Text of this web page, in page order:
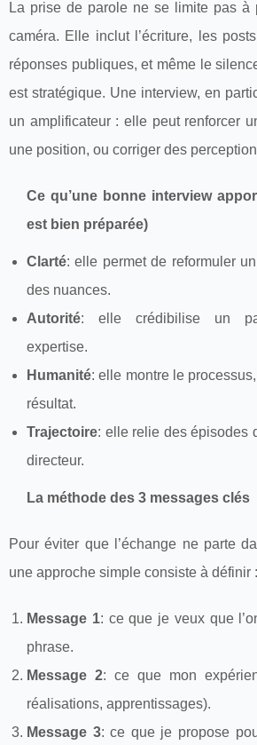
La prise de parole ne se limite pas à
caméra. Elle inclut l’écriture, les
réponses publiques, et même le
est stratégique. Une interview, en
un amplificateur : elle peut renforcer
une position, ou corriger des
Ce qu’une bonne interview
est bien préparée)
Clarté: elle permet de reformuler
des nuances.
Autorité: elle crédibilise un
expertise.
Humanité: elle montre le
résultat.
Trajectoire: elle relie des épisodes
directeur.
La méthode des 3 messages clés
Pour éviter que l’échange ne parte
une approche simple consiste à définir :
Message 1: ce que je veux que
phrase.
Message 2: ce que mon
réalisations, apprentissages).
Message 3: ce que je propose